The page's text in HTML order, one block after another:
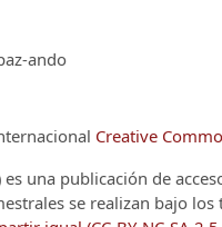
ando
Creative
es una publicación de
se realizan bajo